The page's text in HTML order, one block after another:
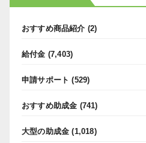
おすすめ商品紹介 (2)
給付金 (7,403)
申請サポート (529)
おすすめ助成金 (741)
大型の助成金 (1,018)